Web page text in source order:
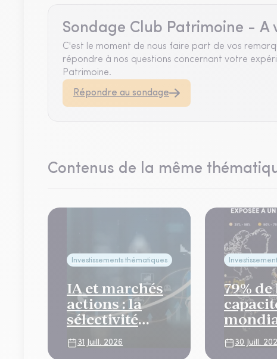
Sondage Club Patrimoine - A
C'est le moment de nous faire part de vos
répondre à nos questions concernant votre
Patrimoine.
Répondre au sondage
Contenus de la même
Investissements thématiques
IA et marchés
actions : la
sélectivité
s’impose
31 Juill. 2026
79% de
data
30 Juill.